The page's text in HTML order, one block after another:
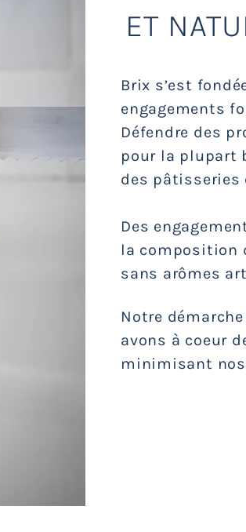
ET
Brix s’est
engagements
Défendre des
pour la plupart
des pâtisseries
Des
la composition
sans arômes
Notre
avons à coeur
minimisant